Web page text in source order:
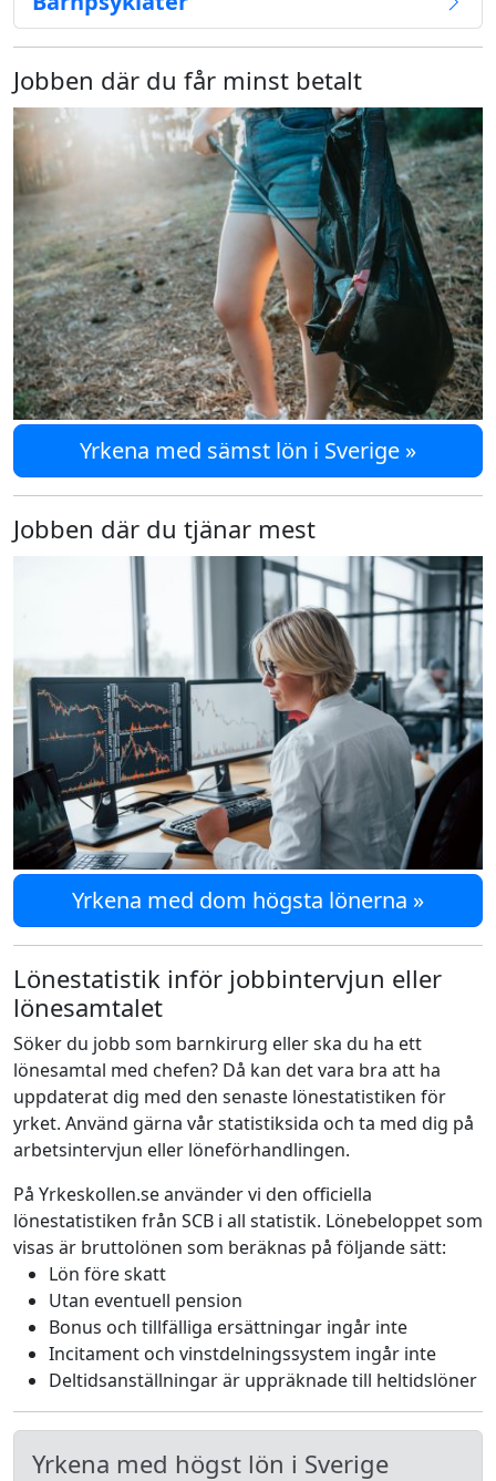
Jobben där du får minst betalt
Yrkena med sämst lön i Sverige »
Jobben där du tjänar mest
Yrkena med dom högsta lönerna »
Lönestatistik inför jobbintervjun eller
lönesamtalet
Söker du jobb som barnkirurg eller ska du ha ett
lönesamtal med chefen? Då kan det vara bra att ha
uppdaterat dig med den senaste lönestatistiken för
yrket. Använd gärna vår statistiksida och ta med dig på
arbetsintervjun eller löneförhandlingen.
På Yrkeskollen.se använder vi den officiella
lönestatistiken från SCB i all statistik. Lönebeloppet som
visas är bruttolönen som beräknas på följande sätt:
Lön före skatt
Utan eventuell pension
Bonus och tillfälliga ersättningar ingår inte
Incitament och vinstdelningssystem ingår inte
Deltidsanställningar är uppräknade till heltidslöner
Yrkena med högst lön i Sverige